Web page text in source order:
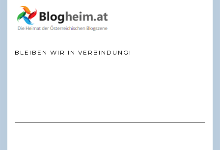
BLEIBEN WIR IN VERBINDUNG!